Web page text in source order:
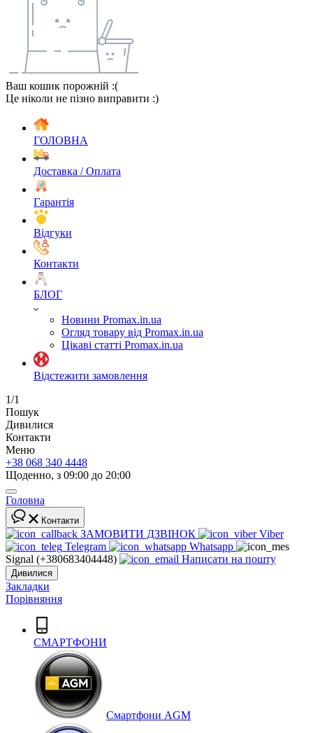
Ваш кошик порожній :(
Це ніколи не пізно виправити :)
ГОЛОВНА
Доставка / Оплата
Гарантія
Відгуки
Контакти
БЛОГ
Новини Promax.in.ua
Огляд товару від Promax.in.ua
Цікаві статті Promax.in.ua
Відстежити замовлення
1/1
Пошук
Дивилися
Контакти
Меню
+38 068 340 4448
Щоденно, з 09:00 до 20:00
Головна
Контакти
ЗАМОВИТИ ДЗВІНОК
Viber
Telegram
Whatsapp
Signal (+380683404448)
Написати на пошту
Дивилися
Закладки
Порівняння
СМАРТФОНИ
Cмартфони AGM